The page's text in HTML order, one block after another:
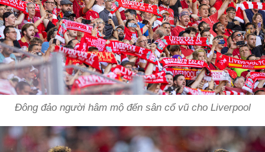
Đông đảo người hâm mộ đến sân cổ vũ cho Liverpool